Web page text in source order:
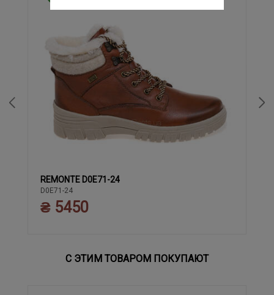
36 37 38 39
REMONTE D0E71-24
D0E71-24
₴ 5450
С ЭТИМ ТОВАРОМ ПОКУПАЮТ